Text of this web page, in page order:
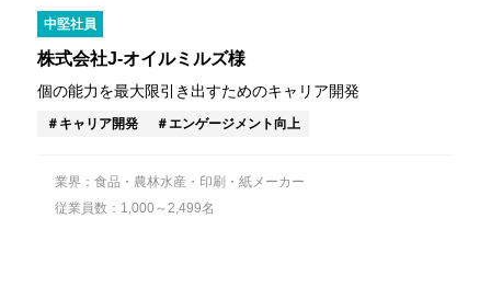
中堅社員
株式会社J-オイルミルズ様
個の能力を最大限引き出すためのキャリア開発
キャリア開発 エンゲージメント向上
業界：食品・農林水産・印刷・紙メーカー
従業員数：1,000～2,499名